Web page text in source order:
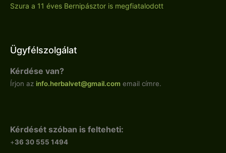
Szura a 11 éves Bernipásztor is megfiatalodott
Ügyfélszolgálat
Kérdése van?
Írjon az info.herbalvet@gmail.com email címre.
Kérdését szóban is felteheti:
+36 30 555 1494